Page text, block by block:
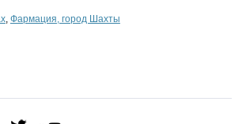
, Фармация, город Шахты